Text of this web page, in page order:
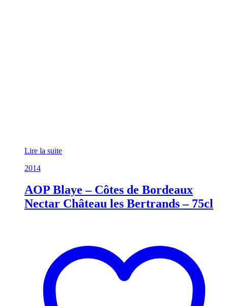
Lire la suite
2014
AOP Blaye – Côtes de Bordeaux
Nectar Château les Bertrands – 75cl